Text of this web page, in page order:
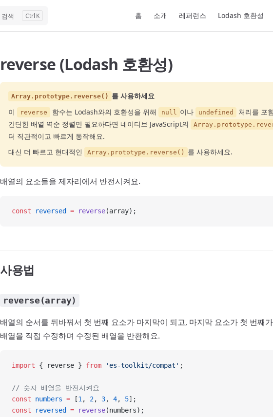
검색 K 홈 소개 레퍼런스 Lodash 호환성
reverse (Lodash 호환성)
Array.prototype.reverse() 를 사용하세요
이
reverse 함수는 Lodash와의 호환성을 위해 null 이나 undefined
처리를 포
간단한 배열 역순 정렬만 필요하다면 네이티브 JavaScript의
더 직관적이고 빠르게 동작해요.
대신 더 빠르고 현대적인
Array.prototype.reverse() 를 사용하세요.
배열의 요소들을 제자리에서 반전시켜요.
const reversed = reverse(array);
사용법
reverse(array)
배열의 순서를 뒤바꿔서 첫 번째 요소가 마지막이 되고, 마지막 요소가 첫 번째
배열을 직접 수정하며 수정된 배열을 반환해요.
import { reverse } from 'es-toolkit/compat' ;
// 숫자 배열을 반전시켜요
const numbers = [1 , 2, 3, 4, 5];
const reversed = reverse(numbers);